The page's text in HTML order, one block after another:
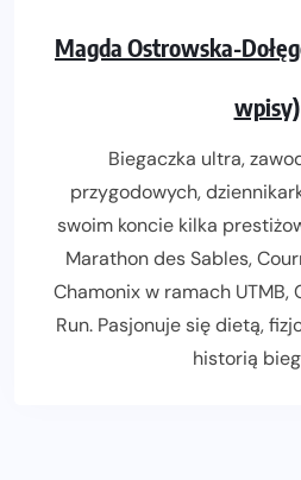
Magda Ostrowska-
wpisy)
Biegaczka ultra,
przygodowych,
swoim koncie kilka
Marathon des Sables,
Chamonix w ramach
Run. Pasjonuje się dietą,
historią